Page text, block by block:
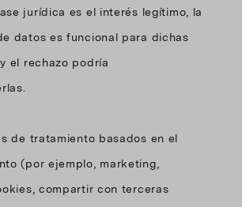
jurídica es el interés legítimo, la
datos es funcional para dichas
el rechazo podría
de tratamiento basados en el
(por ejemplo, marketing,
compartir con terceras